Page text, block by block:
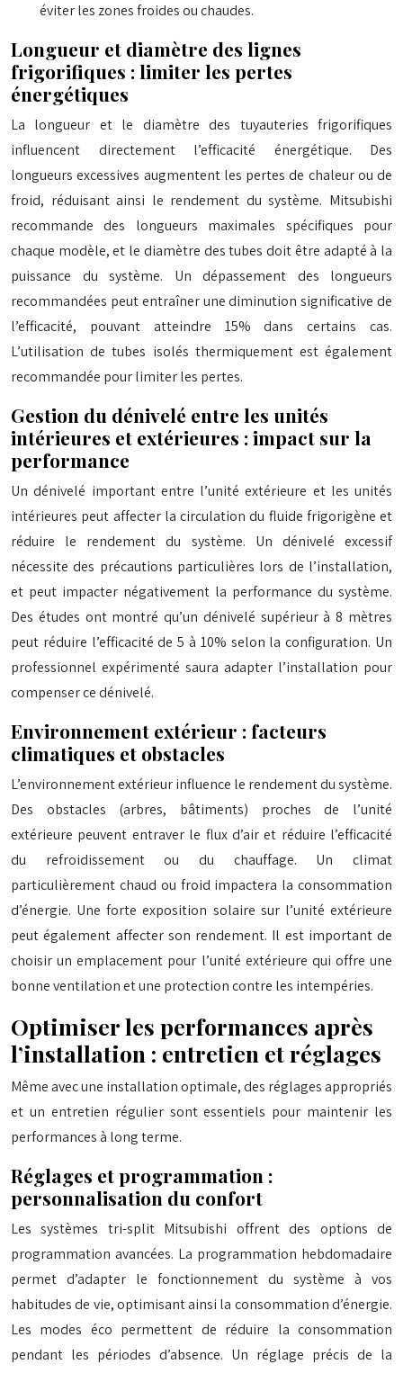
éviter les zones froides ou chaudes.
Longueur et diamètre des lignes
frigorifiques : limiter les pertes
énergétiques
La longueur et le diamètre des tuyauteries frigorifiques
influencent directement l’efficacité énergétique. Des
longueurs excessives augmentent les pertes de chaleur ou de
froid, réduisant ainsi le rendement du système. Mitsubishi
recommande des longueurs maximales spécifiques pour
chaque modèle, et le diamètre des tubes doit être adapté à la
puissance du système. Un dépassement des longueurs
recommandées peut entraîner une diminution significative de
l’efficacité, pouvant atteindre 15% dans certains cas.
L’utilisation de tubes isolés thermiquement est également
recommandée pour limiter les pertes.
Gestion du dénivelé entre les unités
intérieures et extérieures : impact sur la
performance
Un dénivelé important entre l’unité extérieure et les unités
intérieures peut affecter la circulation du fluide frigorigène et
réduire le rendement du système. Un dénivelé excessif
nécessite des précautions particulières lors de l’installation,
et peut impacter négativement la performance du système.
Des études ont montré qu’un dénivelé supérieur à 8 mètres
peut réduire l’efficacité de 5 à 10% selon la configuration. Un
professionnel expérimenté saura adapter l’installation pour
compenser ce dénivelé.
Environnement extérieur : facteurs
climatiques et obstacles
L’environnement extérieur influence le rendement du système.
Des obstacles (arbres, bâtiments) proches de l’unité
extérieure peuvent entraver le flux d’air et réduire l’efficacité
du refroidissement ou du chauffage. Un climat
particulièrement chaud ou froid impactera la consommation
d’énergie. Une forte exposition solaire sur l’unité extérieure
peut également affecter son rendement. Il est important de
choisir un emplacement pour l’unité extérieure qui offre une
bonne ventilation et une protection contre les intempéries.
Optimiser les performances après
l’installation : entretien et réglages
Même avec une installation optimale, des réglages appropriés
et un entretien régulier sont essentiels pour maintenir les
performances à long terme.
Réglages et programmation :
personnalisation du confort
Les systèmes tri-split Mitsubishi offrent des options de
programmation avancées. La programmation hebdomadaire
permet d’adapter le fonctionnement du système à vos
habitudes de vie, optimisant ainsi la consommation d’énergie.
Les modes éco permettent de réduire la consommation
pendant les périodes d’absence. Un réglage précis de la